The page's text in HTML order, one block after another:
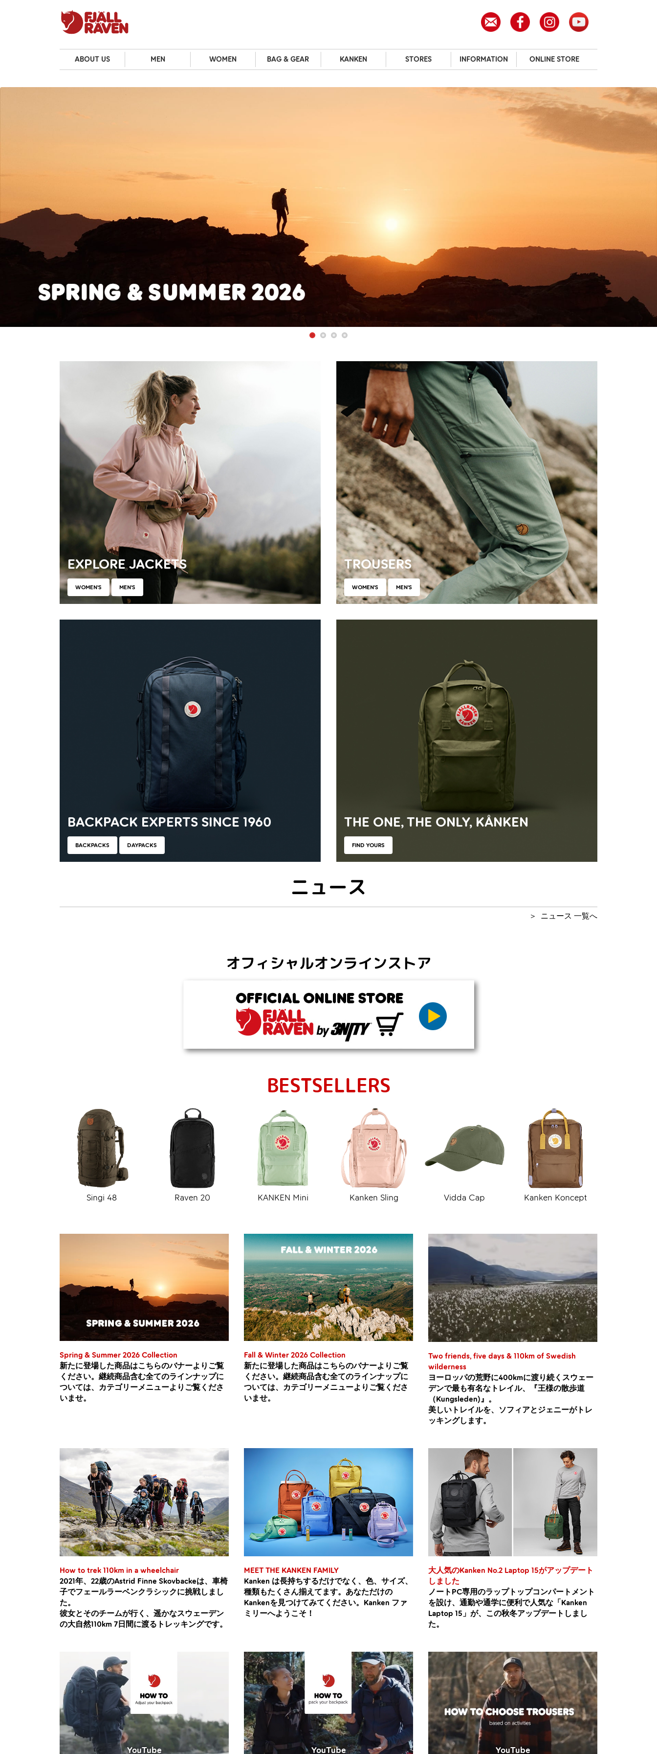
ABOUT US MEN WOMEN BAG & GEAR KANKEN STORES INFORMATION ONLINE STORE
EXPLORE JACKETS
WOMEN'S MEN'S
TROUSERS
WOMEN'S MEN'S
BACKPACK EXPERTS SINCE 1960
BACKPACKS DAYPACKS
THE ONE, THE ONLY, KÅNKEN
FIND YOURS
ニュース
ニュース 一覧へ
オフィシャルオンラインストア
BESTSELLERS
Singi 48 Raven 20 KANKEN Mini Kanken Sling Vidda Cap Kanken Koncept
Spring & Summer 2026 Collection
新たに登場した商品はこちらのバナーよりご覧
ください。継続商品含む全てのラインナップに
ついては、カテゴリーメニューよりご覧くださ
いませ。
Fall & Winter 2026 Collection
新たに登場した商品はこちらのバナーよりご覧
ください。継続商品含む全てのラインナップに
ついては、カテゴリーメニューよりご覧くださ
いませ。
Two friends, five days & 110km of Swedish
wilderness
ヨーロッパの荒野に400kmに渡り続くスウェー
デンで最も有名なトレイル、『王様の散歩道
（Kungsleden)』。
美しいトレイルを、ソフィアとジェニーがトレ
ッキングします。
How to trek 110km in a wheelchair
2021年、22歳のAstrid Finne Skovbackeは、車椅
子でフェールラーベンクラシックに挑戦しまし
た。
彼女とそのチームが行く、遥かなスウェーデン
の大自然110km 7日間に渡るトレッキングです。
MEET THE KANKEN FAMILY
Kanken は長持ちするだけでなく、色、サイズ、
種類もたくさん揃えてます。あなただけの
Kankenを見つけてみてください。Kanken ファ
ミリーへようこそ！
大人気のKanken No.2 Laptop 15がアップデート
しました
ノートPC専用のラップトップコンパートメント
を設け、通勤や通学に便利で人気な「Kanken
Laptop 15」が、この秋冬アップデートしまし
た。
YouTube YouTube YouTube